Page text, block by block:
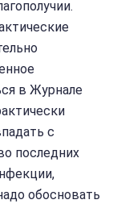
в Журнале
с
последних
обосновать